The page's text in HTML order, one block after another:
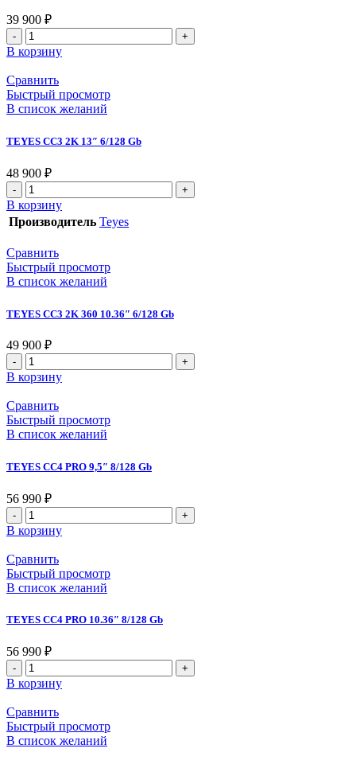
39 900 ₽
В корзину
Сравнить
Быстрый просмотр
В список желаний
TEYES CC3 2K 13″ 6/128 Gb
48 900 ₽
В корзину
Производитель Teyes
Сравнить
Быстрый просмотр
В список желаний
TEYES CC3 2K 360 10.36″ 6/128 Gb
49 900 ₽
В корзину
Сравнить
Быстрый просмотр
В список желаний
TEYES CC4 PRO 9,5″ 8/128 Gb
56 990 ₽
В корзину
Сравнить
Быстрый просмотр
В список желаний
TEYES CC4 PRO 10.36″ 8/128 Gb
56 990 ₽
В корзину
Сравнить
Быстрый просмотр
В список желаний